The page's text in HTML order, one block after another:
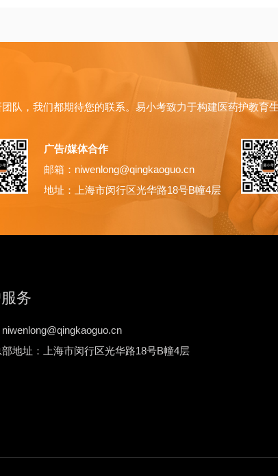
队，我们都期待您的联系。易小考致力于构建医药护教育
广告/媒体合作
邮箱：niwenlong@qingkaoguo.cn
地址：上海市闵行区光华路18号B幢4层
务
部地址：上海市闵行区光华路18号B幢4层